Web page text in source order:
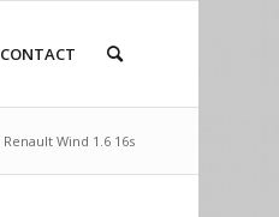
CONTACT
Renault Wind 1.6 16s